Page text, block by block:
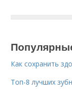
Как сохранить
Топ-8 лучших